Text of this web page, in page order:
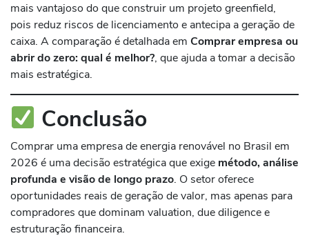
mais vantajoso do que construir um projeto greenfield,
pois reduz riscos de licenciamento e antecipa a geração de
caixa. A comparação é detalhada em Comprar empresa ou
abrir do zero: qual é melhor?, que ajuda a tomar a decisão
mais estratégica.
Conclusão
Comprar uma empresa de energia renovável no Brasil em
2026 é uma decisão estratégica que exige método, análise
profunda e visão de longo prazo. O setor oferece
oportunidades reais de geração de valor, mas apenas para
compradores que dominam valuation, due diligence e
estruturação financeira.